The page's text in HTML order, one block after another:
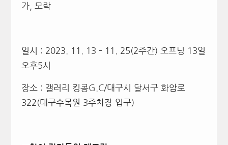
가, 모락
일시 : 2023. 11. 13 – 11. 25(2주간) 오프닝 13일
오후5시
장소 : 갤러리 킹콩G.C/대구시 달서구 화암로
322(대구수목원 3주차장 입구)